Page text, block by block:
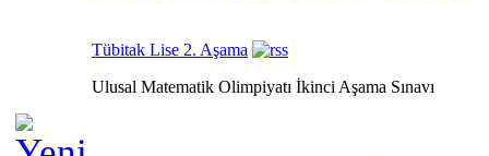
Tübitak Lise 2. Aşama
Ulusal Matematik Olimpiyatı İkinci Aşama Sınavı